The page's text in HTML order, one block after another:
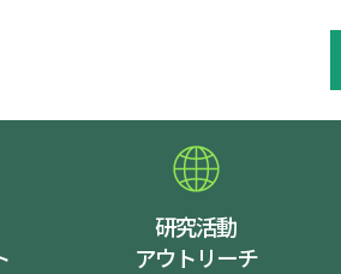
研究活動
アウトリーチ